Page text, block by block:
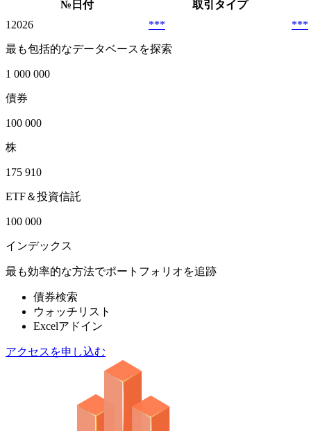
№ 日付
取引タイプ
1 2026 *** ***
最も包括的なデータベースを探索
1 000 000
債券
100 000
株
175 910
ETF＆投資信託
100 000
インデックス
最も効率的な方法でポートフォリオを追跡
債券検索
ウォッチリスト
Excelアドイン
アクセスを申し込む